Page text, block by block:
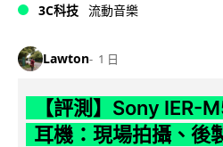
3C科技 流動音樂
Lawton 1 日
【評測】Sony IER-
耳機：現場拍攝、後